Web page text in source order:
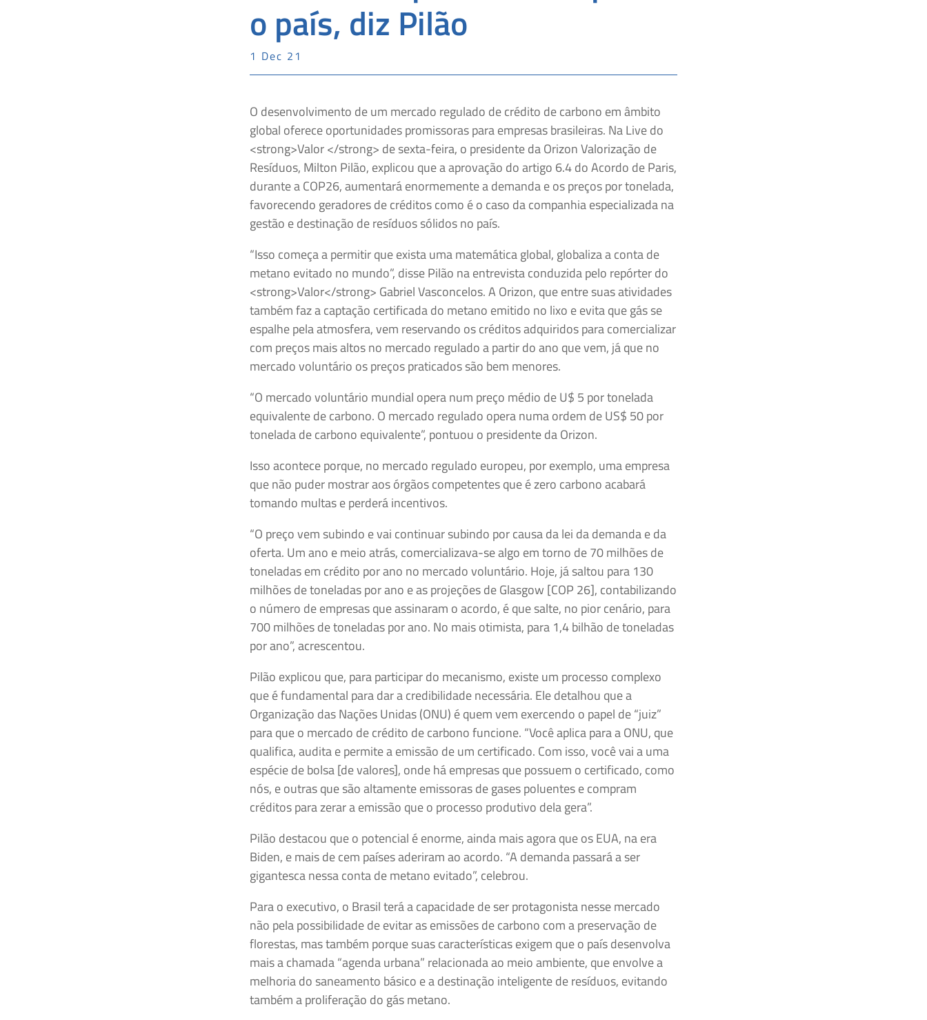
o país, diz Pilão
1 Dec 21
O desenvolvimento de um mercado regulado de crédito de carbono em âmbito
global oferece oportunidades promissoras para empresas brasileiras. Na Live do
<strong>Valor </strong> de sexta-feira, o presidente da Orizon Valorização de
Resíduos, Milton Pilão, explicou que a aprovação do artigo 6.4 do Acordo de Paris,
durante a COP26, aumentará enormemente a demanda e os preços por tonelada,
favorecendo geradores de créditos como é o caso da companhia especializada na
gestão e destinação de resíduos sólidos no país.
“Isso começa a permitir que exista uma matemática global, globaliza a conta de
metano evitado no mundo”, disse Pilão na entrevista conduzida pelo repórter do
<strong>Valor</strong> Gabriel Vasconcelos. A Orizon, que entre suas atividades
também faz a captação certificada do metano emitido no lixo e evita que gás se
espalhe pela atmosfera, vem reservando os créditos adquiridos para comercializar
com preços mais altos no mercado regulado a partir do ano que vem, já que no
mercado voluntário os preços praticados são bem menores.
“O mercado voluntário mundial opera num preço médio de U$ 5 por tonelada
equivalente de carbono. O mercado regulado opera numa ordem de US$ 50 por
tonelada de carbono equivalente”, pontuou o presidente da Orizon.
Isso acontece porque, no mercado regulado europeu, por exemplo, uma empresa
que não puder mostrar aos órgãos competentes que é zero carbono acabará
tomando multas e perderá incentivos.
“O preço vem subindo e vai continuar subindo por causa da lei da demanda e da
oferta. Um ano e meio atrás, comercializava-se algo em torno de 70 milhões de
toneladas em crédito por ano no mercado voluntário. Hoje, já saltou para 130
milhões de toneladas por ano e as projeções de Glasgow [COP 26], contabilizando
o número de empresas que assinaram o acordo, é que salte, no pior cenário, para
700 milhões de toneladas por ano. No mais otimista, para 1,4 bilhão de toneladas
por ano”, acrescentou.
Pilão explicou que, para participar do mecanismo, existe um processo complexo
que é fundamental para dar a credibilidade necessária. Ele detalhou que a
Organização das Nações Unidas (ONU) é quem vem exercendo o papel de “juiz”
para que o mercado de crédito de carbono funcione. “Você aplica para a ONU, que
qualifica, audita e permite a emissão de um certificado. Com isso, você vai a uma
espécie de bolsa [de valores], onde há empresas que possuem o certificado, como
nós, e outras que são altamente emissoras de gases poluentes e compram
créditos para zerar a emissão que o processo produtivo dela gera”.
Pilão destacou que o potencial é enorme, ainda mais agora que os EUA, na era
Biden, e mais de cem países aderiram ao acordo. “A demanda passará a ser
gigantesca nessa conta de metano evitado”, celebrou.
Para o executivo, o Brasil terá a capacidade de ser protagonista nesse mercado
não pela possibilidade de evitar as emissões de carbono com a preservação de
florestas, mas também porque suas características exigem que o país desenvolva
mais a chamada “agenda urbana” relacionada ao meio ambiente, que envolve a
melhoria do saneamento básico e a destinação inteligente de resíduos, evitando
também a proliferação do gás metano.